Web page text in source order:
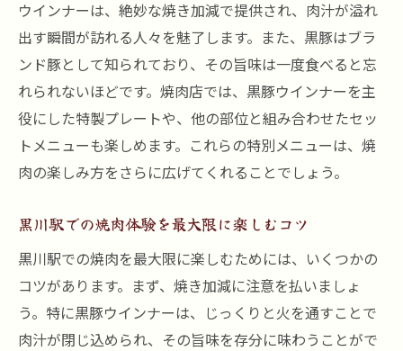
む黒川駅の夕べ
黒豚ウインナーを使った豪華なディナーメ
ニュー
黒川駅近くで楽しむ特別な夜の過ごし方
焼肉とウインナーで贅沢なひとときを
黒豚の旨味を引き出すディナーのコツ
焼肉と黒豚ウインナーで感じる極上の夜
ウインナーは、絶妙な焼き加減で提供され、肉汁が溢れ
出す瞬間が訪れる人々を魅了します。また、黒豚はブラ
ンド豚として知られており、その旨味は一度食べると忘
れられないほどです。焼肉店では、黒豚ウインナーを主
役にした特製プレートや、他の部位と組み合わせたセッ
トメニューも楽しめます。これらの特別メニューは、焼
肉の楽しみ方をさらに広げてくれることでしょう。
黒川駅での焼肉体験を最大限に楽しむコツ
黒川駅での焼肉を最大限に楽しむためには、いくつかの
コツがあります。まず、焼き加減に注意を払いましょ
う。特に黒豚ウインナーは、じっくりと火を通すことで
肉汁が閉じ込められ、その旨味を存分に味わうことがで